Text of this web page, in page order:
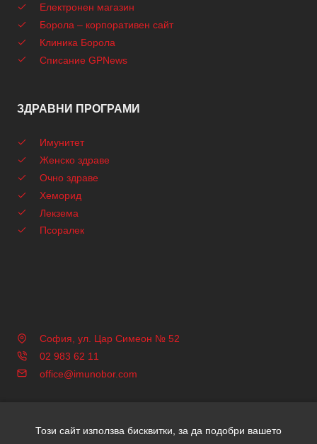
Електронен магазин
Борола – корпоративен сайт
Клиника Борола
Списание GPNews
ЗДРАВНИ ПРОГРАМИ
Имунитет
Женско здраве
Очно здраве
Хеморид
Лекзема
Псоралек
София, ул. Цар Симеон № 52
02 983 62 11
office@imunobor.com
Този сайт използва бисквитки, за да подобри вашето